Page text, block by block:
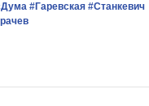
#Гаревская #Станкевич